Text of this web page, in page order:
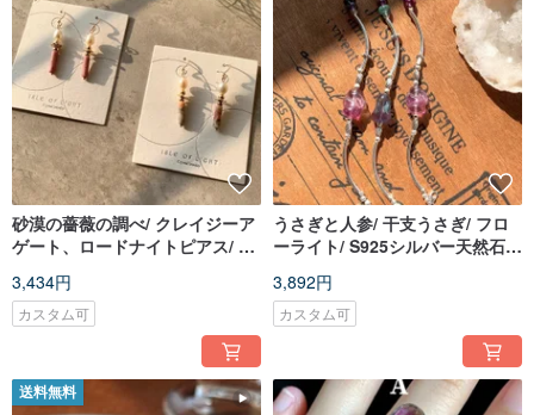
砂漠の薔薇の調べ/ クレイジーア
ゲート、ロードナイトピアス/ イ
ト
3,434円
カスタム可
うさぎと人参/ 干支うさぎ/ フロ
ーライト/ S925シルバー天然石エ
イドギフト
3,892円
カスタム可
送料無料